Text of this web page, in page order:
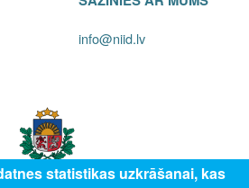
info@niid.lv
statistikas uzkrāšanai, kas